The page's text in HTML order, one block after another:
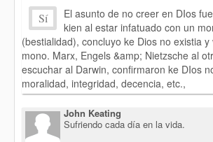
Sí
El asunto de no creer en DIos
kien al estar infatuado con un
(bestialidad), concluyo ke Dios no existia y
mono. Marx, Engels &amp; Nietzsche al
escuchar al Darwin, confirmaron ke DIos
moralidad, integridad, decencia, etc.,
John Keating
Sufriendo cada día en la vida.